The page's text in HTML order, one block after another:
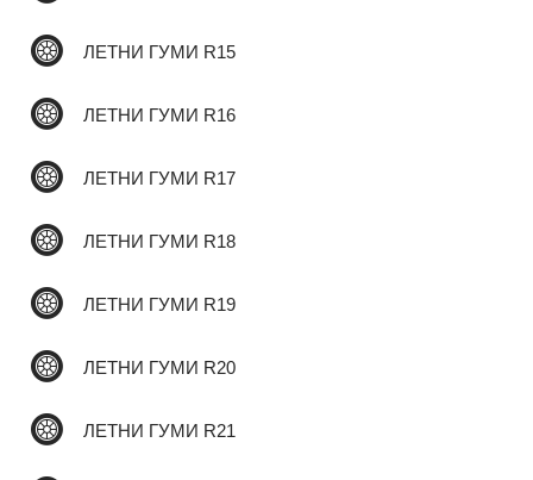
ЛЕТНИ ГУМИ R15
ЛЕТНИ ГУМИ R16
ЛЕТНИ ГУМИ R17
ЛЕТНИ ГУМИ R18
ЛЕТНИ ГУМИ R19
ЛЕТНИ ГУМИ R20
ЛЕТНИ ГУМИ R21